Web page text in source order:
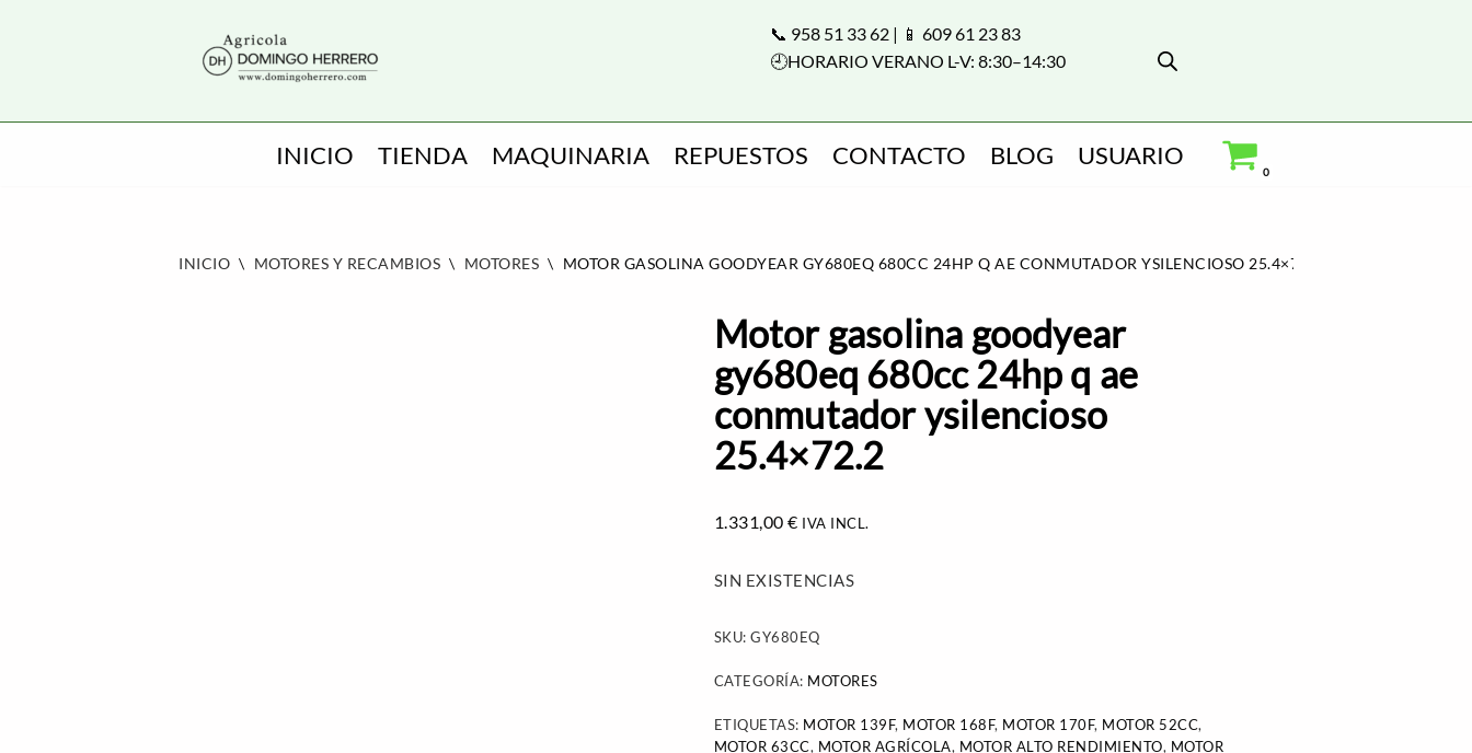
📞 958 51 33 62 | 📱 609 61 23 83
🕘HORARIO VERANO L-V: 8:30–14:30
INICIO TIENDA MAQUINARIA REPUESTOS CONTACTO BLOG USUARIO
0
INICIO \ MOTORES Y RECAMBIOS \ MOTORES \ MOTOR GASOLINA GOODYEAR GY680EQ 680CC 24HP Q AE CONMUTADOR YSILENCIOSO 25.4×72.2
Motor gasolina goodyear
gy680eq 680cc 24hp q ae
conmutador ysilencioso
25.4×72.2
1.331,00€ IVA INCL.
SIN EXISTENCIAS
SKU:GY680EQ
CATEGORÍA: MOTORES
ETIQUETAS: MOTOR 139F, MOTOR 168F, MOTOR 170F, MOTOR 52CC,
MOTOR 63CC, MOTOR AGRÍCOLA, MOTOR ALTO RENDIMIENTO, MOTOR